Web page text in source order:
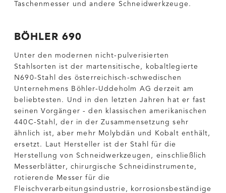
Taschenmesser und andere Schneidwerkzeuge.
BÖHLER 690
Unter den modernen nicht-pulverisierten
Stahlsorten ist der martensitische, kobaltlegierte
N690-Stahl des österreichisch-schwedischen
Unternehmens Böhler-Uddeholm AG derzeit am
beliebtesten. Und in den letzten Jahren hat er fast
seinen Vorgänger - den klassischen amerikanischen
440C-Stahl, der in der Zusammensetzung sehr
ähnlich ist, aber mehr Molybdän und Kobalt enthält,
ersetzt. Laut Hersteller ist der Stahl für die
Herstellung von Schneidwerkzeugen, einschließlich
Messerblätter, chirurgische Schneidinstrumente,
rotierende Messer für die
Fleischverarbeitungsindustrie, korrosionsbeständige